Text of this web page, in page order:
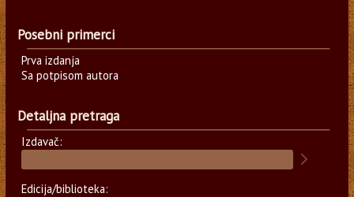
Posebni primerci
Prva izdanja
Sa potpisom autora
Detaljna pretraga
Izdavač:
Edicija/biblioteka: